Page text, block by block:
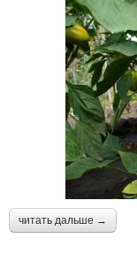
читать дальше →